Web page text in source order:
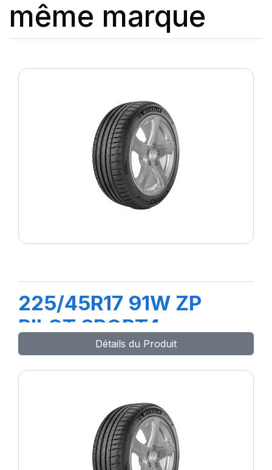
même marque
225/45R17 91W ZP
PILOT SPORT4
Détails du Produit